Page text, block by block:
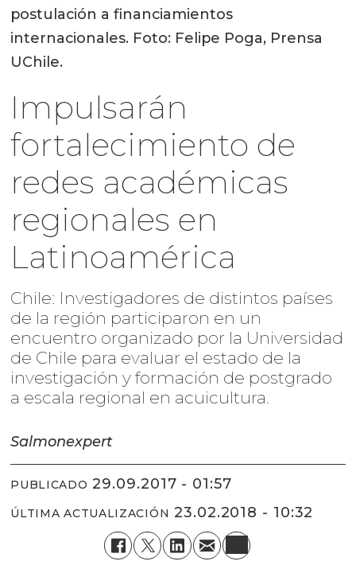
postulación a financiamientos
internacionales. Foto: Felipe Poga, Prensa
UChile.
Impulsarán
fortalecimiento de
redes académicas
regionales en
Latinoamérica
Chile: Investigadores de distintos países
de la región participaron en un
encuentro organizado por la Universidad
de Chile para evaluar el estado de la
investigación y formación de postgrado
a escala regional en acuicultura.
Salmonexpert
PUBLICADO 29.09.2017 - 01:57
ÚLTIMA ACTUALIZACIÓN 23.02.2018 - 10:32